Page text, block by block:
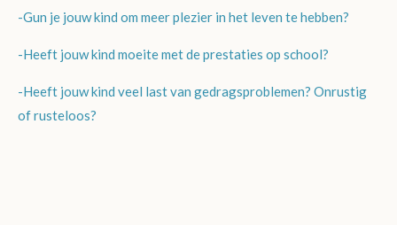
-Gun je jouw kind om meer plezier in het leven te hebben?
-Heeft jouw kind moeite met de prestaties op school?
-Heeft jouw kind veel last van gedragsproblemen? Onrustig
of rusteloos?